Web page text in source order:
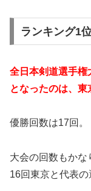
ランキング1
全日本剣道選手権
となったのは、東
優勝回数は17回。
大会の回数もか
16回東京と代表の